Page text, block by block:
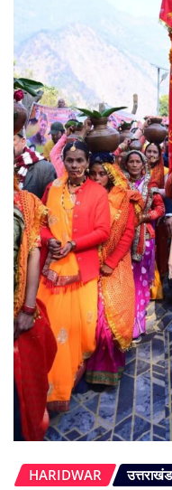
HARIDWAR उत्तराखंड